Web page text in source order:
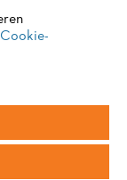
wir Ihnen, zu
Cookie-